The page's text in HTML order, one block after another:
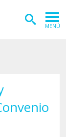
MENÚ